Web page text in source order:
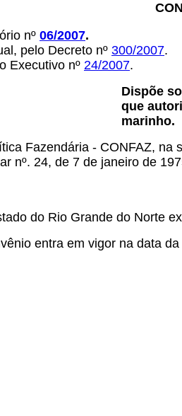
nº 06/2007.
pelo Decreto nº 300/2007.
Executivo nº 24/2007.
Dispõe
que
marinho.
Fazendária - CONFAZ,
nº. 24, de 7 de janeiro de
do Rio Grande do Norte
entra em vigor na data